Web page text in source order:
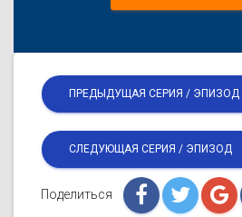
ПРЕДЫДУЩАЯ СЕРИЯ / ЭПИЗОД
СЛЕДУЮЩАЯ СЕРИЯ / ЭПИЗОД
Поделиться